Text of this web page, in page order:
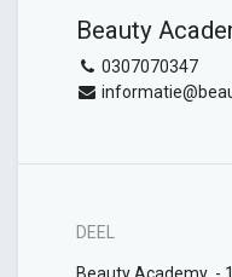
Beauty
0307070347
DEEL